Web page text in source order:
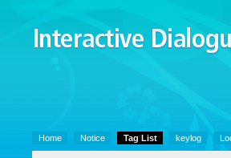
Interactive
PR 2.0
Home Notice Tag List keylog